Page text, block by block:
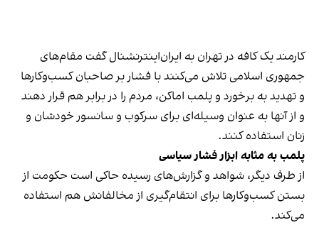
کارمند یک کافه در تهران به ایران‌اینترنشنال گفت مقام‌های
جمهوری اسلامی تلاش می‌کنند با فشار بر صاحبان کسب‌وکارها
و تهدید به برخورد و پلمب اماکن، مردم را در برابر هم قرار دهند
و از آنها به عنوان وسیله‌ای برای سرکوب و سانسور خودشان و
زنان استفاده کنند.
پلمب به مثابه ابزار فشار سیاسی
از طرف دیگر، شواهد و گزارش‌های رسیده حاکی است حکومت از
بستن کسب‌وکارها برای انتقام‌گیری از مخالفانش هم استفاده
می‌کند.